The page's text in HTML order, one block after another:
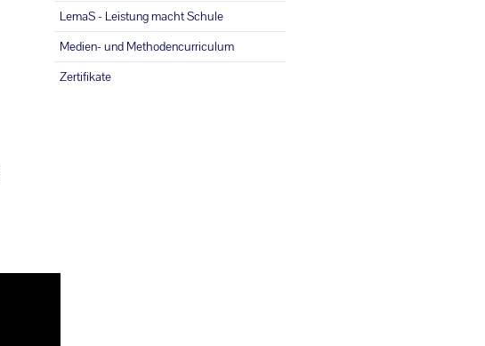
LemaS - Leistung macht Schule
Medien- und Methodencurriculum
Zertifikate